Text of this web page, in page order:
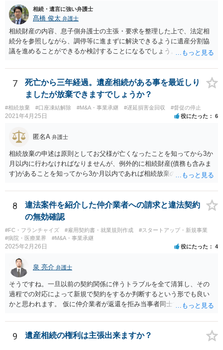
相続・遺言に強い弁護士
髙橋 俊太 弁護士
相続財産の内容、息子側弁護士の主張・要求を整理した上で、法定相
続分を参照しながら、調停等に進まずに解決できるように遺産分割協
議を進めることができるか検討することになるでしょう。少なくとも
遺産をまとめて現金でくれ】という要求に応じる必要はありません。
7
死亡から三年経過。遺産相続がある事を最近しり
ましたが放棄できますでしょうか？
#相続放棄 #口座凍結解除 #M&A・事業承継 #遅延損害金回収 #督促の停止
2021年4月25日 役にたった 6
匿名A 弁護士
相続放棄の申述は原則としてお父様が亡くなったことを知ってから3か
月以内に行わなければなりませんが、例外的に相続財産(債務も含みま
す)があることを知ってから3か月以内であれば相続放棄の申述が認め
したら、早急に家裁に行って相続放棄の申述をしたい旨告げて必要な
書類を提出されることをおすすめいたします。 なお、お父様の債務が
他にもあるかもしれないというリスクを考えますと、相続放棄の申述
にあたっては、法テラスの無料相談等を利用して弁護士に相談するこ
とも十分考えられるかと存じます。また、ご記載いただいた事実関係
を拝見するかぎり、再婚相手のかたは既に相続放棄をされている可能
8
違法案件を紹介した仲介業者への請求と違法契約
の無効確認
#FC・フランチャイズ #雇用契約書・就業規則作成
#スタートアップ・新規事業
#病院・医療業界
#M&A・事業承継
2025年2月26日 役にたった 4
泉 亮介 弁護士
そうですね。一旦以前の契約関係に伴うトラブルを全て清算し、その
過程での対応によって新規で契約をするか判断するという形でも良い
かと思われます。 仮に仲介業者が返還を拒み当事者同士での解決が困
9 遺産相続の権利は主張出来ますか？